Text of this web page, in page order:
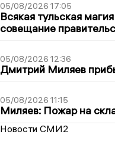
05/08/2026 17:05
Всякая тульская
совещание
05/08/2026 12:36
Дмитрий Миляев
05/08/2026 11:15
Миляев: Пожар на
Новости СМИ2